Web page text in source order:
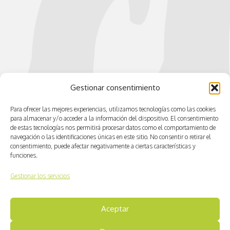
Gestionar consentimiento
Para ofrecer las mejores experiencias, utilizamos tecnologías como las cookies
para almacenar y/o acceder a la información del dispositivo. El consentimiento
de estas tecnologías nos permitirá procesar datos como el comportamiento de
navegación o las identificaciones únicas en este sitio. No consentir o retirar el
consentimiento, puede afectar negativamente a ciertas características y
funciones.
Gestionar los servicios
Aceptar